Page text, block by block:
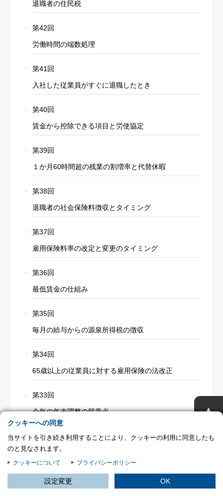
退職者の住民税
第42回
労働時間の端数処理
第41回
入社した従業員がすぐに退職したとき
第40回
賃金から控除できる項目と労使協定
第39回
１か月60時間超の残業の割増率と代替休暇
第38回
退職者の社会保険料徴収とタイミング
第37回
雇用保険料率の改定と変更のタイミング
第36回
最低賃金の仕組み
第35回
毎月の給与からの源泉所得税の徴収
第34回
65歳以上の従業員に対する雇用保険の法改正
第33回
今年の年末調整の留意点
第32回
年末調整における海外居住の扶養家族
第31回
▲
クッキーへの同意
当サイトを引き続き利用することにより、クッキーの利用に同意したも
のと見なされます。
クッキーについて プライバシーポリシー
設定変更 OK
プライバシー情報
お客様が当サイトを訪れると、ブラウザに情報が保存される、またはブラウ
ザに保存された情報が取得されることがあります。情報の主な保存先は
による設定、デバイス情報などです。これらの情報はサイトを正常に機能さ
せる目的を中心に使われます。個人を直接特定できる情報が保存されること
は通常ありませんが、Web サイトのパーソナライズに使われることはあり
ます。鈴与シンワートではプライバシーの権利を尊重しており、一部の
Cookie については有効化を拒否できるよう配慮しています。各カテゴリを
クリックすることで、それらの Cookie に関する詳細を確認し、当サイトに
た場合、サイトの利用やサービスの利用に影響が出る可能性があります。
細情報
不可欠な Cookie
パフォーマンス Cookie
ターゲティング Cookie
この設定で保存する